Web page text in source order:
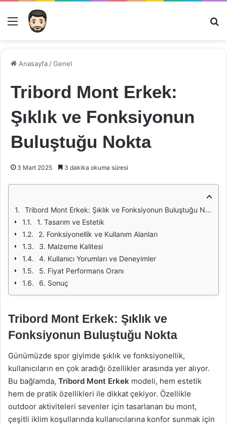
Menü
Anasayfa /Genel
Tribord Mont Erkek:
Şıklık ve Fonksiyonun
Buluştuğu Nokta
3 Mart 2025 3 dakika okuma süresi
Tribord Mont Erkek: Şıklık ve Fonksiyonun Buluştuğu Nokta
1. Tasarım ve Estetik
2. Fonksiyonellik ve Kullanım Alanları
3. Malzeme Kalitesi
4. Kullanıcı Yorumları ve Deneyimler
5. Fiyat Performans Oranı
6. Sonuç
Tribord Mont Erkek: Şıklık ve
Fonksiyonun Buluştuğu Nokta
Günümüzde spor giyimde şıklık ve fonksiyonellik,
kullanıcıların en çok aradığı özellikler arasında yer alıyor.
Bu bağlamda, Tribord Mont Erkek modeli, hem estetik
hem de pratik özellikleri ile dikkat çekiyor. Özellikle
outdoor aktiviteleri sevenler için tasarlanan bu mont,
çeşitli iklim koşullarında kullanıcılarına konfor sunmak için